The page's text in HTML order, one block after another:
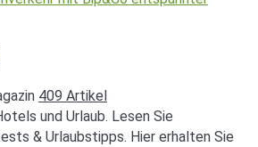
409 Artikel
und Urlaub. Lesen Sie
& Urlaubstipps. Hier erhalten Sie